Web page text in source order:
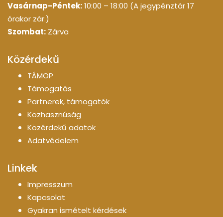
Vasárnap-Péntek:10:00 – 18:00 (A jegypénztár 17
órakor zár.)
Szombat: Zárva
Közérdekű
TÁMOP
Támogatás
Partnerek, támogatók
Közhasznúság
Közérdekű adatok
Adatvédelem
Linkek
Impresszum
Kapcsolat
Gyakran ismételt kérdések